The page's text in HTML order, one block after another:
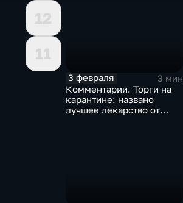
12
11
3 февраля
3 мин
Комментарии. Торги на
карантине: названо
лучшее лекарство от